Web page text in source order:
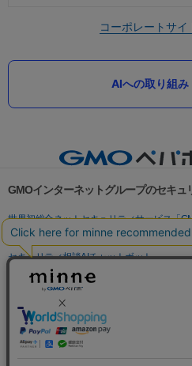
コーポレートサイ
AIへの取り組み
GMOインターネットグループのセキュ
世界初総合ネットセキュリティサービス「
パスワード漏洩診断
Webサイトリスク診
セキュリティ相談AIチャットボット
実在証明・盗聴対策
サイバー攻撃対策（GMO Flatt Security）
セキュリティ事業の軌跡